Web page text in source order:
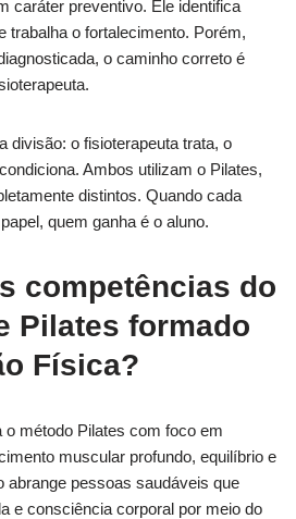
caráter preventivo. Ele identifica
trabalha o fortalecimento. Porém,
o caminho correto é
divisão: o fisioterapeuta trata, o
Ambos utilizam o Pilates,
distintos. Quando cada
quem ganha é o aluno.
competências do
Pilates formado
Física?
método Pilates com foco em
muscular profundo, equilíbrio e
abrange pessoas saudáveis que
e consciência corporal por meio do